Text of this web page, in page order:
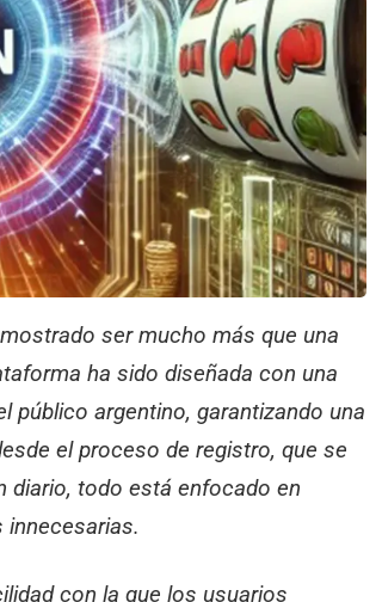
ser mucho más que una
ha sido diseñada con una
público argentino, garantizando una
el proceso de registro, que se
diario, todo está enfocado en
con la que los usuarios